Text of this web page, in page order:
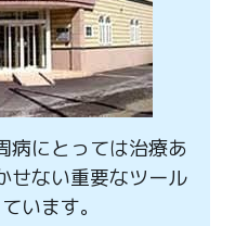
病にとっては治療あ
せない重要なツール
います。